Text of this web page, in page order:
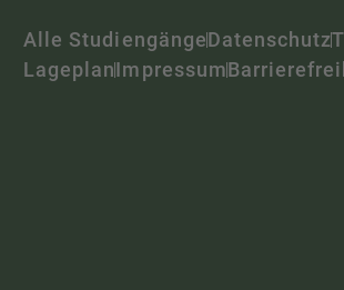
Alle StudiengängeDatenschutz
LageplanImpressum